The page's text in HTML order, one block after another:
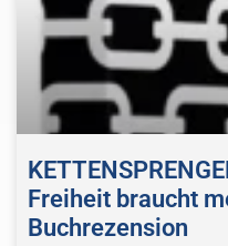
Freiheit braucht
Buchrezension